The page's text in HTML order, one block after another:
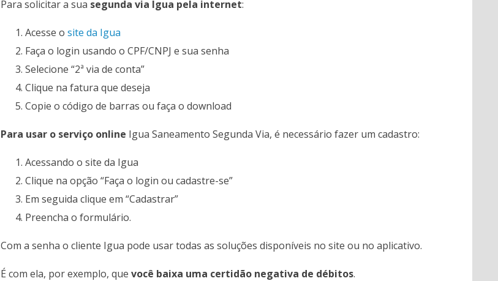
Para solicitar a sua segunda via Igua pela internet:
Acesse o site da Igua
Faça o login usando o CPF/CNPJ e sua senha
Selecione “2ª via de conta”
Clique na fatura que deseja
Copie o código de barras ou faça o download
Para usar o serviço online Igua Saneamento Segunda Via, é necessário fazer um cadastro:
Acessando o site da Igua
Clique na opção “Faça o login ou cadastre-se”
Em seguida clique em “Cadastrar”
Preencha o formulário.
Com a senha o cliente Igua pode usar todas as soluções disponíveis no site ou no aplicativo.
É com ela, por exemplo, que você baixa uma certidão negativa de débitos.